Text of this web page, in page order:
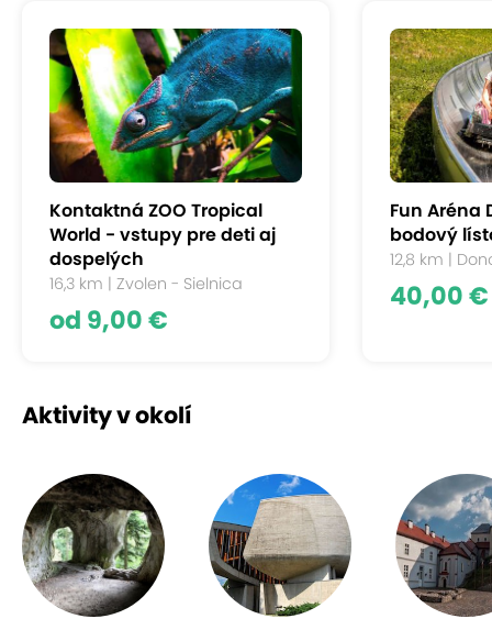
Kontaktná ZOO Tropical
World - vstupy pre deti aj
dospelých
16,3 km | Zvolen - Sielnica
od 9,00 €
Fun Aréna
bodový
12,8 km |
40,00 €
Aktivity v okolí